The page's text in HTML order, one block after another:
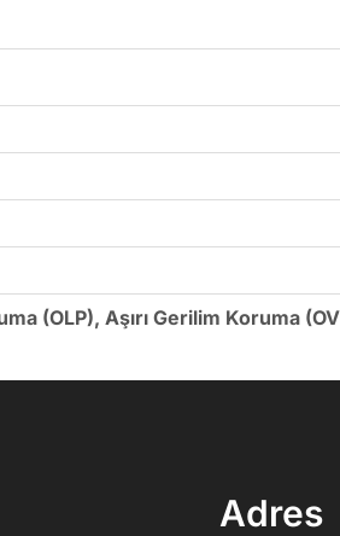
(OLP), Aşırı Gerilim Koruma
Adres